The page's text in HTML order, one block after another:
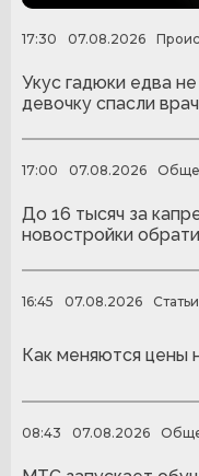
17:30 07.08.2026
Укус гадюки едва
девочку спасли
17:00 07.08.2026
До 16 тысяч за
новостройки
16:45 07.08.2026 Статьи
Как меняются цены
08:43 07.08.2026